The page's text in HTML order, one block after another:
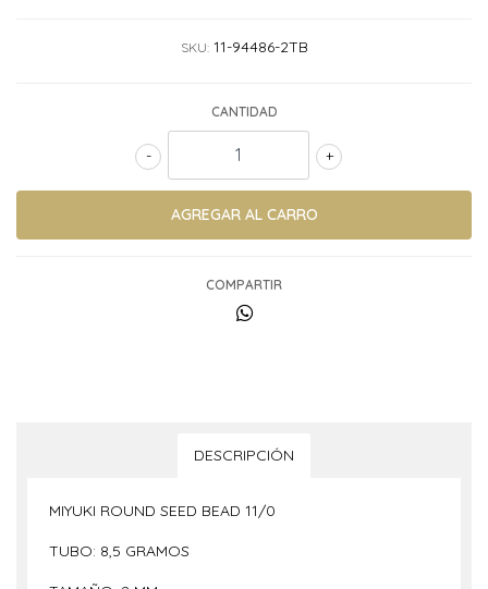
SKU: 11-94486-2TB
CANTIDAD
+
-
COMPARTIR
DESCRIPCIÓN
MIYUKI ROUND SEED BEAD 11/0
TUBO: 8,5 GRAMOS